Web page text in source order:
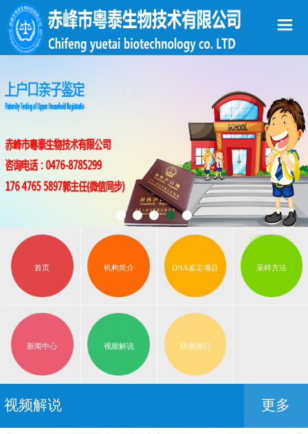
首页 机构简介 DNA鉴定项目 采样方法
新闻中心 视频解说 联系我们
视频解说 更多